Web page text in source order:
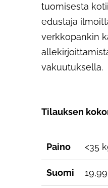
tuomisesta
edustaja
verkkopankin
vakuutuksella.
Tilauksen
Paino <35
Suomi